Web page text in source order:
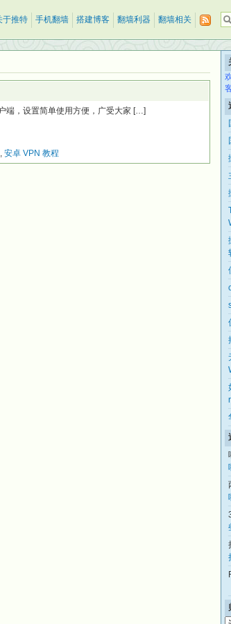
于推特 手机翻墙 搭建博客 翻墙利器 翻墙相关
端，设置简单使用方便，广受大家 […]
, 安卓 VPN 教程